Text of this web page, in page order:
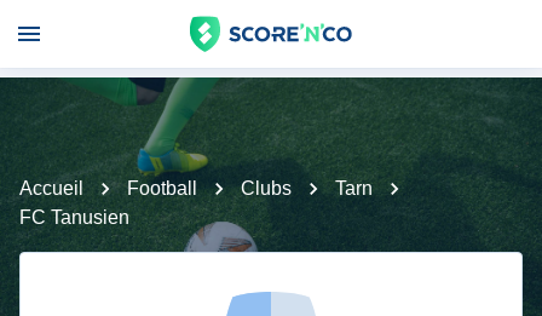
Accueil Football Clubs
Tarn
FC Tanusien